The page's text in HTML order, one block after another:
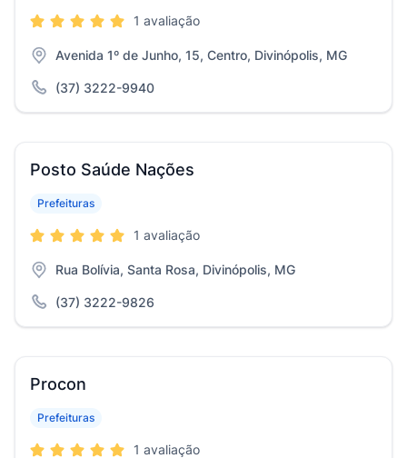
1 avaliação
Avenida 1º de Junho, 15, Centro, Divinópolis, MG
(37) 3222-9940
Posto Saúde Nações
Prefeituras
1 avaliação
Rua Bolívia, Santa Rosa, Divinópolis, MG
(37) 3222-9826
Procon
Prefeituras
1 avaliação